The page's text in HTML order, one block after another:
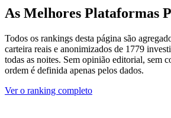
As Melhores Plataformas
Todos os rankings desta página são
carteira reais e anonimizados de 1779
todas as noites. Sem opinião editorial, sem
ordem é definida apenas pelos dados.
Ver o ranking completo